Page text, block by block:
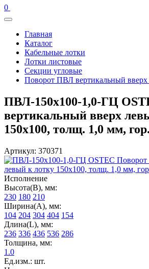
0
Главная
Каталог
Кабельные лотки
Лотки листовые
Секции угловые
Поворот ПВЛ вертикальный
ПВЛ-150х100-1,0-ГЦ
вертикальный вверх
150х100, толщ. 1,0 мм,
Артикул: 370371
Исполнение
Высота(В), мм:
230 180 210
Ширина(А), мм:
104 204 304 404 154
Длина(L), мм:
236 336 436 536 286
Толщина, мм:
1.0
Ед.изм.: шт.